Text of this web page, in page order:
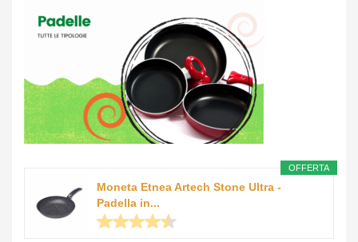
OFFERTA
Moneta Etnea Artech Stone Ultra -
Padella in...